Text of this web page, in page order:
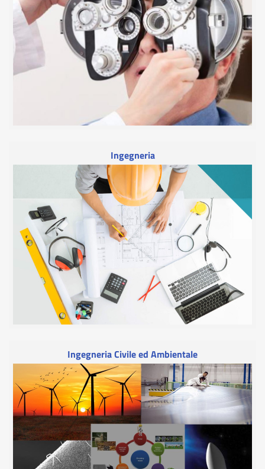
Ingegneria
Ingegneria Civile ed Ambientale